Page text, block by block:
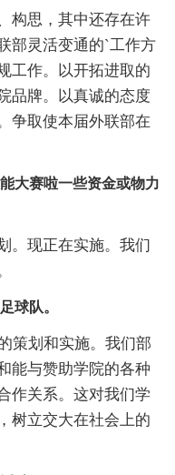
思，其中还存在许
部灵活变通的`工作方
工作。以开拓进取的
品牌。以真诚的态度
争取使本届外联部在
大赛啦一些资金或物力
现正在实施。我们
球队。
划和实施。我们部
能与赞助学院的各种
作关系。这对我们学
树立交大在社会上的